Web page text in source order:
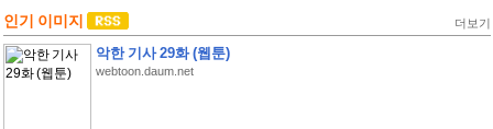
인기 이미지 더보기
악한 기사 29화 (웹툰)
webtoon.daum.net